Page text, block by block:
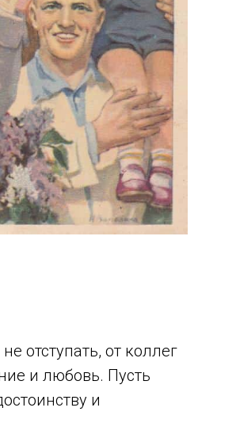
отступать, от коллег
и любовь. Пусть
и